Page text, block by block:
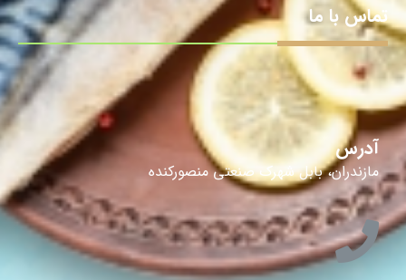
تماس با ما
آدرس
مازندران، بابل شهرک صنعتی منصورکنده